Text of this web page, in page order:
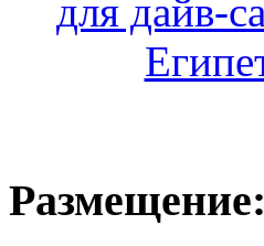
Размещение: